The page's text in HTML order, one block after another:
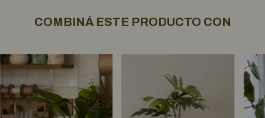
COMBINÁ ESTE PRODUCTO CON